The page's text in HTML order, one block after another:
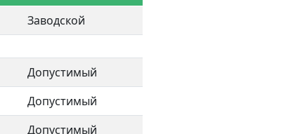
Заводской
Допустимый
Допустимый
Допустимый